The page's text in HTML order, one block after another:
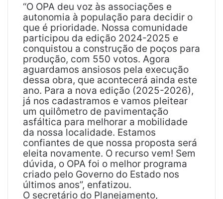
“O OPA deu voz às associações e
autonomia à população para decidir o
que é prioridade. Nossa comunidade
participou da edição 2024-2025 e
conquistou a construção de poços para
produção, com 550 votos. Agora
aguardamos ansiosos pela execução
dessa obra, que acontecerá ainda este
ano. Para a nova edição (2025-2026),
já nos cadastramos e vamos pleitear
um quilômetro de pavimentação
asfáltica para melhorar a mobilidade
da nossa localidade. Estamos
confiantes de que nossa proposta será
eleita novamente. O recurso vem! Sem
dúvida, o OPA foi o melhor programa
criado pelo Governo do Estado nos
últimos anos”, enfatizou.
O secretário do Planejamento,